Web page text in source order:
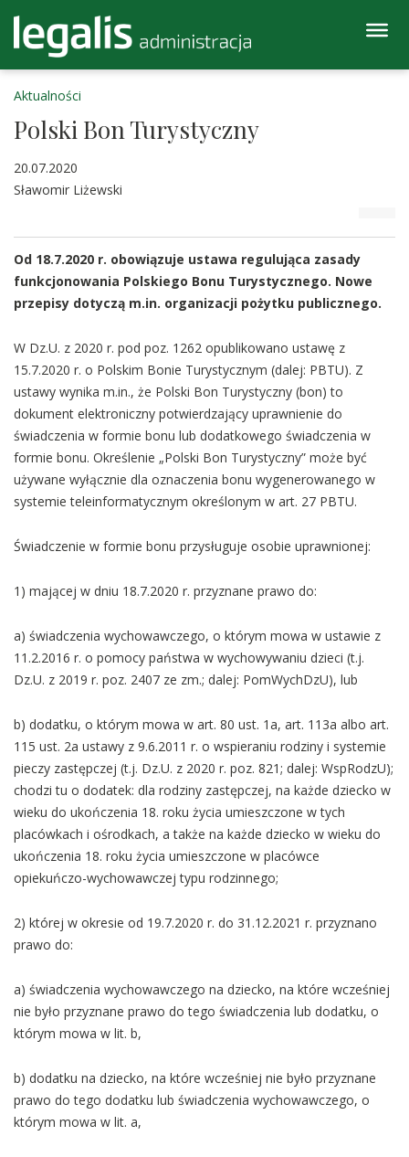
Aktualności
Polski Bon Turystyczny
20.07.2020
Sławomir Liżewski
Od 18.7.2020 r. obowiązuje ustawa regulująca zasady
funkcjonowania Polskiego Bonu Turystycznego. Nowe
przepisy dotyczą m.in. organizacji pożytku publicznego.
W Dz.U. z 2020 r. pod poz. 1262 opublikowano ustawę z
15.7.2020 r. o Polskim Bonie Turystycznym (dalej: PBTU). Z
ustawy wynika m.in., że Polski Bon Turystyczny (bon) to
dokument elektroniczny potwierdzający uprawnienie do
świadczenia w formie bonu lub dodatkowego świadczenia w
formie bonu. Określenie „Polski Bon Turystyczny” może być
używane wyłącznie dla oznaczenia bonu wygenerowanego w
systemie teleinformatycznym określonym w art. 27 PBTU.
Świadczenie w formie bonu przysługuje osobie uprawnionej:
1) mającej w dniu 18.7.2020 r. przyznane prawo do:
a) świadczenia wychowawczego, o którym mowa w ustawie z
11.2.2016 r. o pomocy państwa w wychowywaniu dzieci (t.j.
Dz.U. z 2019 r. poz. 2407 ze zm.; dalej: PomWychDzU), lub
b) dodatku, o którym mowa w art. 80 ust. 1a, art. 113a albo art.
115 ust. 2a ustawy z 9.6.2011 r. o wspieraniu rodziny i systemie
pieczy zastępczej (t.j. Dz.U. z 2020 r. poz. 821; dalej: WspRodzU);
chodzi tu o dodatek: dla rodziny zastępczej, na każde dziecko w
wieku do ukończenia 18. roku życia umieszczone w tych
placówkach i ośrodkach, a także na każde dziecko w wieku do
ukończenia 18. roku życia umieszczone w placówce
opiekuńczo-wychowawczej typu rodzinnego;
2) której w okresie od 19.7.2020 r. do 31.12.2021 r. przyznano
prawo do:
a) świadczenia wychowawczego na dziecko, na które wcześniej
nie było przyznane prawo do tego świadczenia lub dodatku, o
którym mowa w lit. b,
b) dodatku na dziecko, na które wcześniej nie było przyznane
prawo do tego dodatku lub świadczenia wychowawczego, o
którym mowa w lit. a,